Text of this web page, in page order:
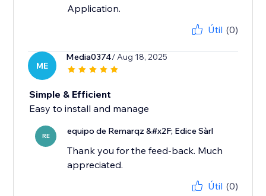
Application.
Útil (0)
ME
Media0374/ Aug 18, 2025
Simple & Efficient
Easy to install and manage
RE equipo de Remarqz &#x2F; Edice Sàrl
Thank you for the feed-back. Much
appreciated.
Útil (0)